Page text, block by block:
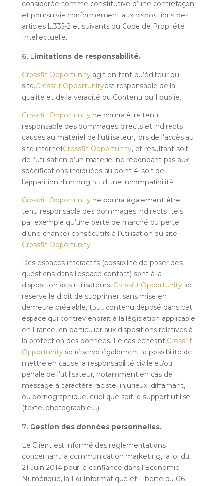
considérée comme constitutive d’une contrefaçon
et poursuivie conformément aux dispositions des
articles L.335-2 et suivants du Code de Propriété
Intellectuelle.
Limitations de responsabilité.
Crossfit Opportunityagit en tant qu’éditeur du
site.Crossfit Opportunityest responsable de la
qualité et de la véracité du Contenu qu’il publie.
Crossfit Opportunityne pourra être tenu
responsable des dommages directs et indirects
causés au matériel de l’utilisateur, lors de l’accès au
site internetCrossfit Opportunity, et résultant soit
de l’utilisation d’un matériel ne répondant pas aux
spécifications indiquées au point 4, soit de
l’apparition d’un bug ou d’une incompatibilité.
Crossfit Opportunityne pourra également être
tenu responsable des dommages indirects (tels
par exemple qu’une perte de marché ou perte
d’une chance) consécutifs à l’utilisation du site
Crossfit Opportunity
Des espaces interactifs (possibilité de poser des
questions dans l’espace contact) sont à la
disposition des utilisateurs. Crossfit Opportunityse
réserve le droit de supprimer, sans mise en
demeure préalable, tout contenu déposé dans cet
espace qui contreviendrait à la législation applicable
en France, en particulier aux dispositions relatives à
la protection des données. Le cas échéant,Crossfit
Opportunityse réserve également la possibilité de
mettre en cause la responsabilité civile et/ou
pénale de l’utilisateur, notamment en cas de
message à caractère raciste, injurieux, diffamant,
ou pornographique, quel que soit le support utilisé
(texte, photographie …).
Gestion des données personnelles.
Le Client est informé des réglementations
concernant la communication marketing, la loi du
21 Juin 2014 pour la confiance dans l’Economie
Numérique, la Loi Informatique et Liberté du 06